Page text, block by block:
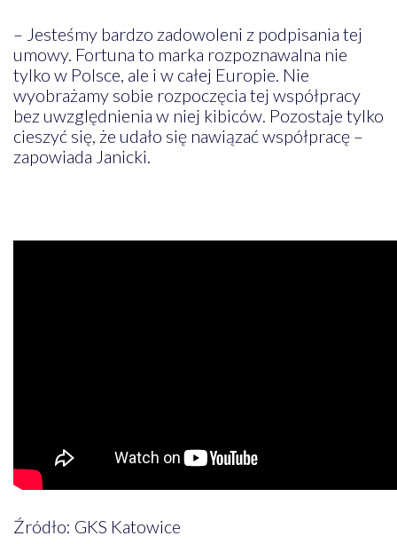
– Jesteśmy bardzo zadowoleni z podpisania tej
umowy. Fortuna to marka rozpoznawalna nie
tylko w Polsce, ale i w całej Europie. Nie
wyobrażamy sobie rozpoczęcia tej współpracy
bez uwzględnienia w niej kibiców. Pozostaje tylko
cieszyć się, że udało się nawiązać współpracę –
zapowiada Janicki.
Źródło: GKS Katowice